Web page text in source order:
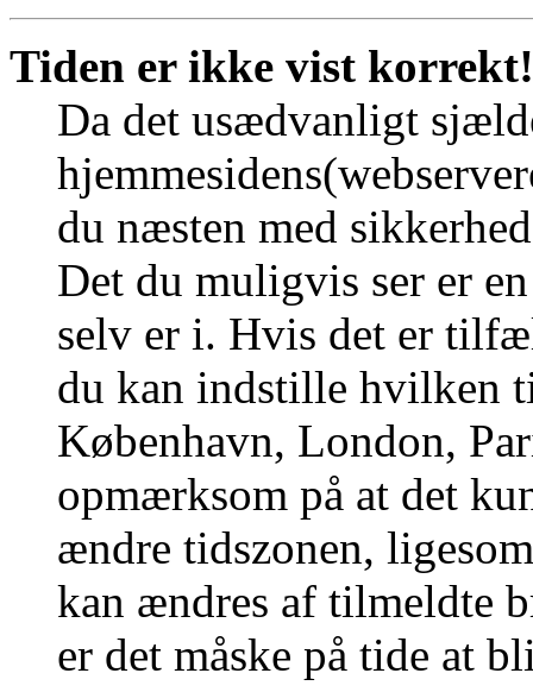
Tiden er ikke vist korrekt!
Da det usædvanligt
du næsten med
Det du muligvis ser er
selv er i. Hvis det er
du kan indstille hvilken
København, London,
opmærksom på at det
ændre tidszonen,
kan ændres af tilmeldte
er det måske på tide at